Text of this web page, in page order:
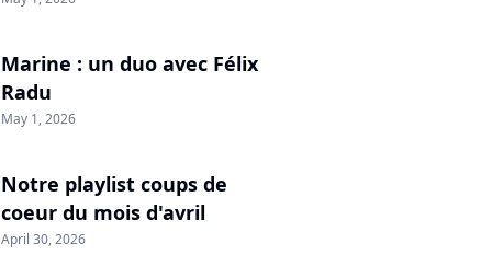
Marine : un duo avec Félix
Radu
May 1, 2026
Notre playlist coups de
coeur du mois d'avril
April 30, 2026